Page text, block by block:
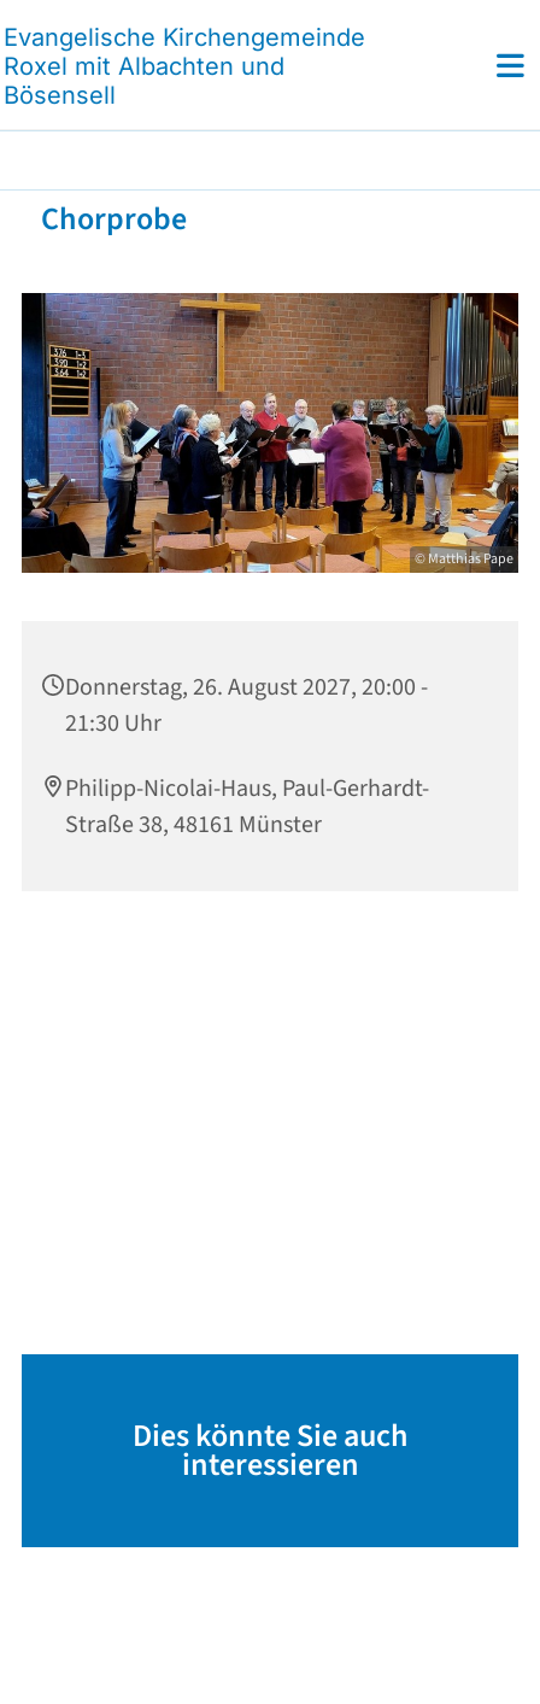
Evangelische Kirchengemeinde
Roxel mit Albachten und
Bösensell
Chorprobe
© Matthias Pape
Donnerstag, 26. August 2027, 20:00 -
21:30 Uhr
Philipp-Nicolai-Haus, Paul-Gerhardt-
Straße 38, 48161 Münster
Dies könnte Sie auch
interessieren